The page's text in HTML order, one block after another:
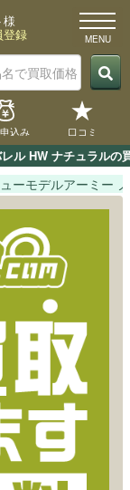
ル HW ナチュラル
様
登録
込み 口コミ
ーモデルアーミー